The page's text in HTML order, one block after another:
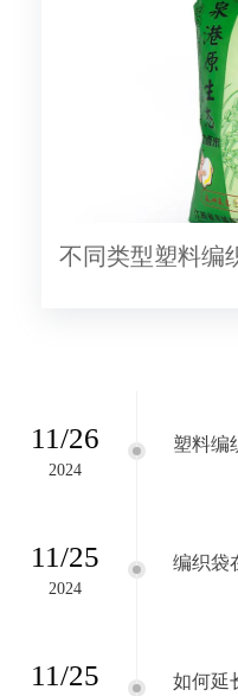
不同类型塑料编
11/26
2024
塑料编
11/25
2024
编织袋
11/25 如何延